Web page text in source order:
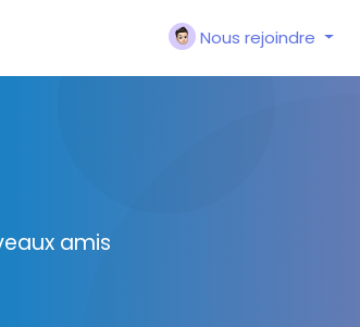
Nous rejoindre
amis